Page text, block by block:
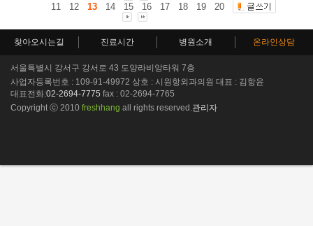
11 12 13 14 15 16 17 18 19 20
찾아오시는길 진료시간 병원소개 온라인상담
서울특별시 강서구 강서로 43 도양라비앙타워 7층
사업자등록번호 : 109-91-49972 상호 : 시원항외과의원 대표 : 김항윤
대표전화:02-2694-7775 fax : 02-2694-7765
Copyright ⓒ 2010 freshhang all rights reserved. 관리자